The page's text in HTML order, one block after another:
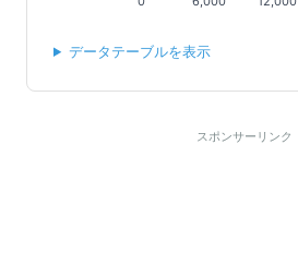
データテーブルを表示
スポンサーリンク